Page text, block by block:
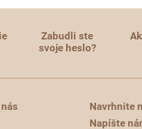
Zabudli ste
svoje heslo?
Navrhnite
Napíšte